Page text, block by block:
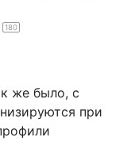
180
же было, с
при